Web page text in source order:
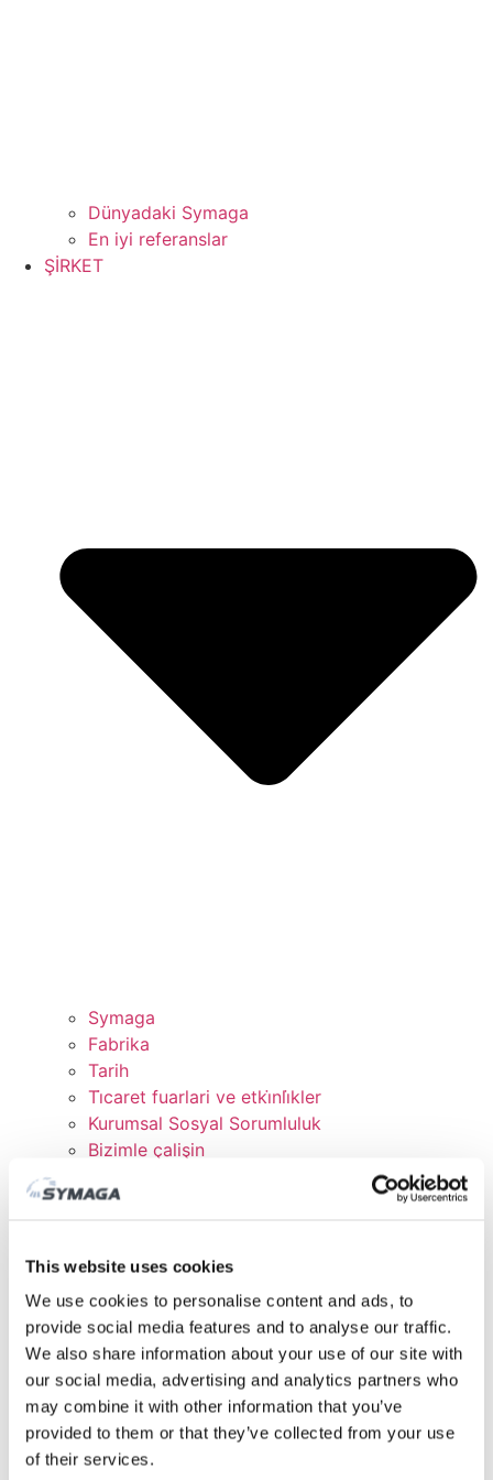
This website uses cookies
We use cookies to personalise content and ads, to
provide social media features and to analyse our traffic.
We also share information about your use of our site with
our social media, advertising and analytics partners who
may combine it with other information that you’ve
provided to them or that they’ve collected from your use
of their services.
Dünyadaki Symaga
En iyi referanslar
ŞİRKET
Symaga
Fabrika
Tarih
Ti̇caret fuarlari ve etki̇nli̇kler
Kurumsal Sosyal Sorumluluk
Bizimle çalişin
İNDİRMELER